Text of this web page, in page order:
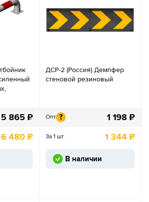
5 865 ₽
6 480 ₽
ДСР-2 (Россия) Демпфер
стеновой резиновый
Опт ? 1 198 ₽
За 1 шт. 1 344 ₽
В наличии